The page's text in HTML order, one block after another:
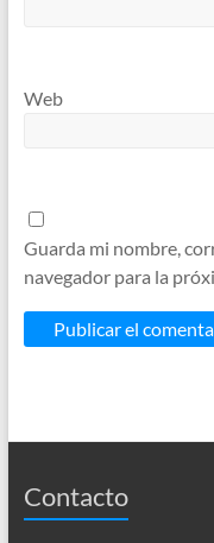
Web
Guarda mi nombre,
navegador para la
Contacto